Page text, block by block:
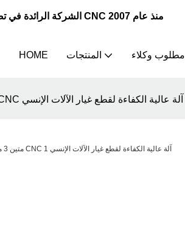
JSWAY | الشركة الرائدة في تصنيع وتوريد مخارط CNC منذ عام 2007
HOME المنتجات مطلوب وكلاء
JSWAY متين 3 محور CNC آلة عالية الكفاءة لقطع غيار الآلات الإنسي